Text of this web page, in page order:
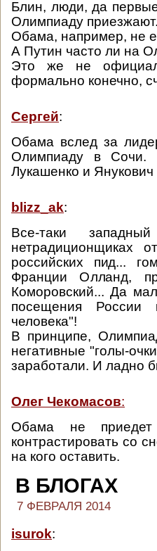
Блин, люди, да
Олимпиаду
Обама, например, не
А Путин часто ли на
Это же не
формально конечно,
Сергей:
Обама вслед за
Олимпиаду в Сочи.
Лукашенко и Янукович
blizz_ak:
Все-таки
нетрадиционщиках
российских пид...
Франции Олланд,
Коморовский... Да
посещения
человека"!
В принципе,
негативные "голы-
заработали. И ладно
Олег Чекомасов:
Обама не
контрастировать со
на кого оставить.
В БЛОГАХ
7 ФЕВРАЛЯ 2014
isurok: